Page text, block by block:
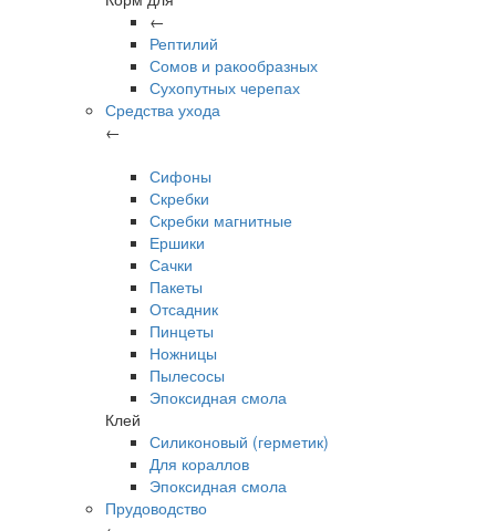
←
Рептилий
Сомов и ракообразных
Сухопутных черепах
Средства ухода
←
Сифоны
Скребки
Скребки магнитные
Ершики
Сачки
Пакеты
Отсадник
Пинцеты
Ножницы
Пылесосы
Эпоксидная смола
Клей
Силиконовый (герметик)
Для кораллов
Эпоксидная смола
Прудоводство